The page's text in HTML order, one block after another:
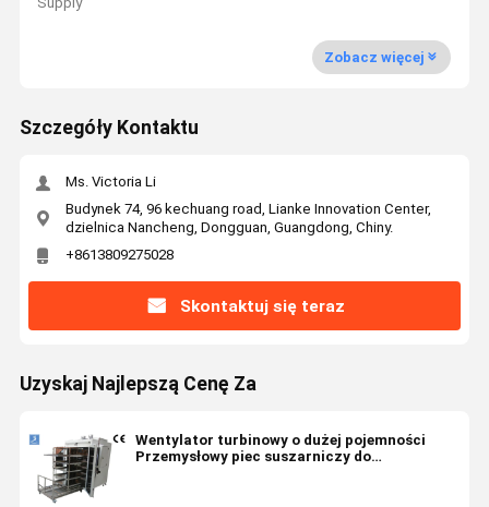
Zobacz więcej
Szczegóły Kontaktu
Ms. Victoria Li
Budynek 74, 96 kechuang road, Lianke Innovation Center,
dzielnica Nancheng, Dongguan, Guangdong, Chiny.
+8613809275028
Skontaktuj się teraz
Uzyskaj Najlepszą Cenę Za
Wentylator turbinowy o dużej pojemności
Przemysłowy piec suszarniczy do